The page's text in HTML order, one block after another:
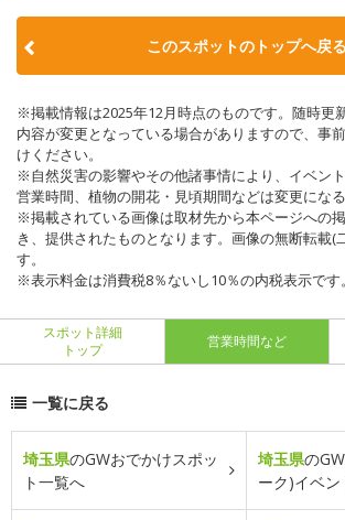
このスポットのトップへ戻る
※掲載情報は2025年12月時点のものです。随時更
内容が変更となっている場合がありますので、事
けください。
※自然災害の影響やその他諸事情により、イベン
営業時間、植物の開花・見頃期間などは変更になる
※掲載されている画像は取材先から本ページへの
き、提供されたものとなります。画像の無断転載(
す。
※表示料金は消費税8％ないし10％の内税表示です。
スポット詳細
トップ
営業時間など
一覧に戻る
埼玉県のGWおでかけスポッ
ト一覧へ
埼玉県の
ーク)イベ